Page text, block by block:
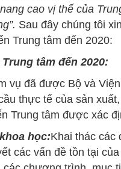
cao vị thế của
Sau đây chúng tôi
Trung tâm đến 2020:
tâm đến 2020:
vụ đã đư­ợc Bộ và
thực tế của sản
Trung tâm đư­ợc xác
học:Khai thác các
các vấn đề tồn tại